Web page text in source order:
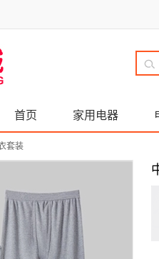
首页 家用电器
套装